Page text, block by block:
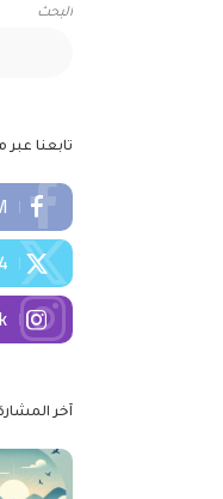
البحث
تابعنا
آخر